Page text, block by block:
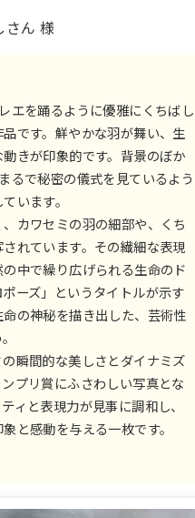
さん 様
エを踊るように優雅にくちばし
です。鮮やかな羽が舞い、生
きが印象的です。背景のぼか
るで秘密の儀式を見ているよう
います。
カワセミの羽の細部や、くち
れています。その繊細な表現
中で繰り広げられる生命のド
ーズ」というタイトルが示す
の神秘を描き出した、芸術性
瞬間的な美しさとダイナミズ
プリ賞にふさわしい写真とな
ィと表現力が見事に調和し、
と感動を与える一枚です。